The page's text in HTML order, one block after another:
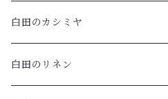
白田のカシミヤ
アームウォーマー
白田のリネン